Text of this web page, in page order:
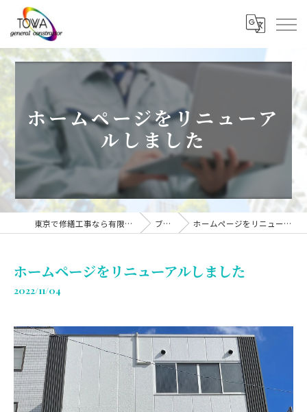
ホームページをリニューア
ルしました
東京で修繕工事なら有限会社東和建装 ブログ ホームページをリニューアルしました
ホームページをリニューアルしました
2022/11/04